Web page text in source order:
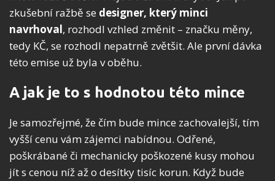
zkušební ražbě se designer, který minci
navrhoval, rozhodl vzhled změnit – značku měny,
tedy KČ, se rozhodl nepatrně zvětšit. Ale první dávka
této emise už byla v oběhu.
A jak je to s hodnotou této mince
Je samozřejmé, že čím bude mince zachovalejší, tím
vyšší cenu vám zájemci nabídnou. Odřené,
poškrábané či mechanicky poškozené kusy mohou
jít s cenou níž až o desítky tisíc korun. Když bude